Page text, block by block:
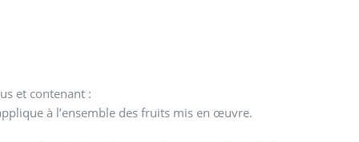
et contenant :
à l’ensemble des fruits mis en œuvre.